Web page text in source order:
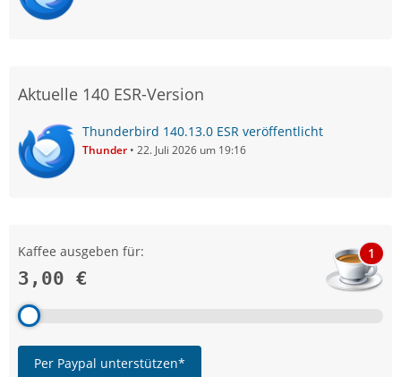
Aktuelle 140 ESR-Version
Thunderbird 140.13.0 ESR veröffentlicht
Thunder 22. Juli 2026 um 19:16
Kaffee ausgeben für:
3,00 €
1
Per Paypal unterstützen*